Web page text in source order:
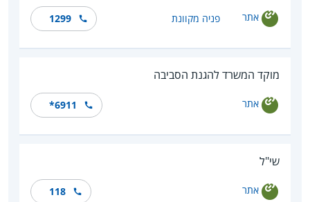
אתר פניה מקוונת 1299
מוקד המשרד להגנת הסביבה
אתר *6911
שי"ל
אתר 118